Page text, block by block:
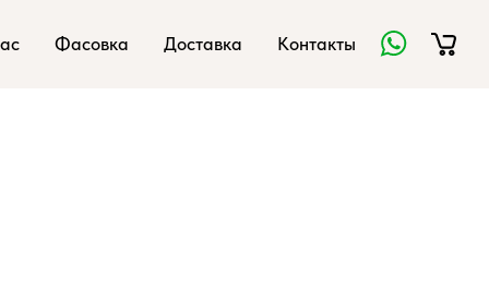
Фасовка Доставка Контакты